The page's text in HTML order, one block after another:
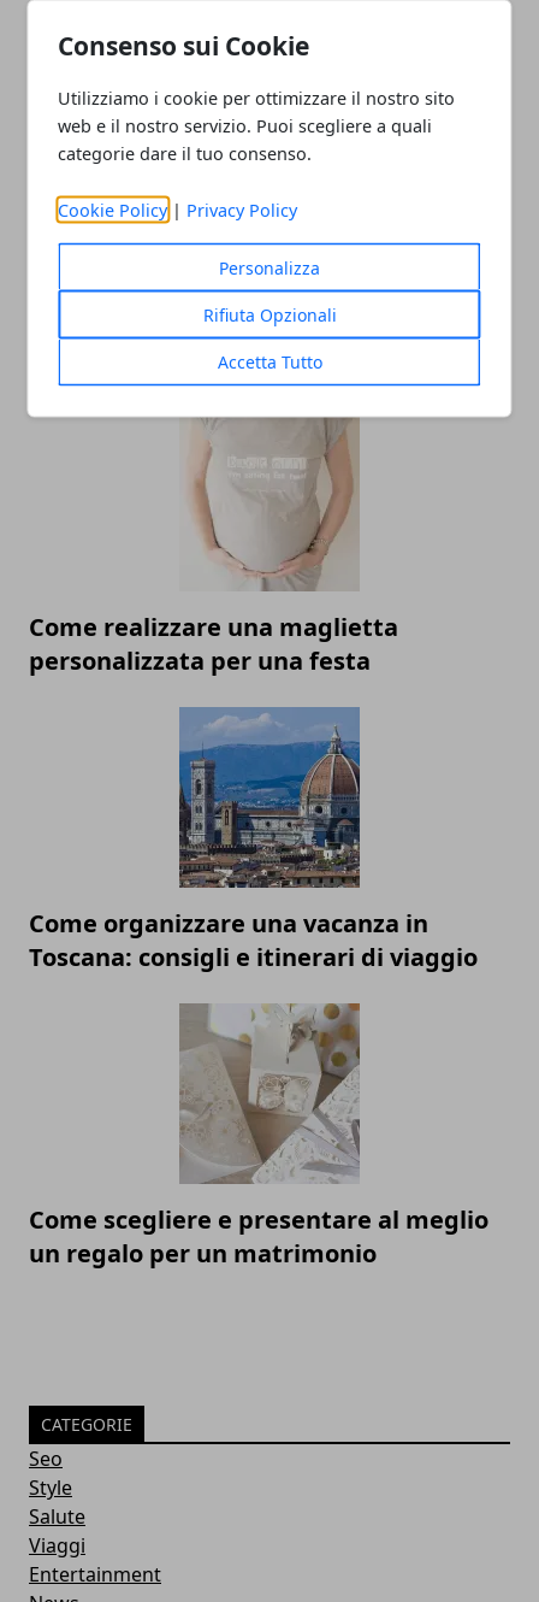
Consenso sui Cookie
Utilizziamo i cookie per ottimizzare il nostro sito
web e il nostro servizio. Puoi scegliere a quali
categorie dare il tuo consenso.
Cookie Policy | Privacy Policy
Personalizza
Rifiuta Opzionali
Accetta Tutto
Redazione
Come realizzare una maglietta
personalizzata per una festa
Come organizzare una vacanza in
Toscana: consigli e itinerari di viaggio
Come scegliere e presentare al meglio
un regalo per un matrimonio
CATEGORIE
Seo
Style
Salute
Viaggi
Entertainment